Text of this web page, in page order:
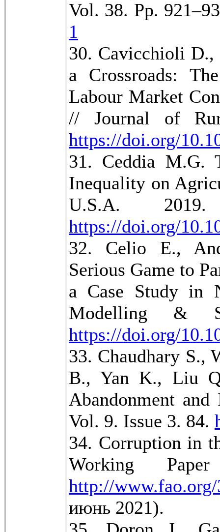
Vol. 38. Pp.
1
30. Cavicchioli D.,
a Crossroads:
Labour Market
// Journal of
https://doi.org/
31. Ceddia M.G.
Inequality on
U.S.A.
https://doi.org/
32. Celio E.,
Serious Game to
a Case Study in
Modelling &
https://doi.org/
33. Chaudhary S.,
B., Yan K., Liu
Abandonment
Vol. 9. Issue 3. 84.
34. Corruption in
Working
http://www.fao.org/
июнь 2021).